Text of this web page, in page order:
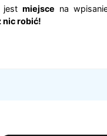
jest miejsce na
nic robić!